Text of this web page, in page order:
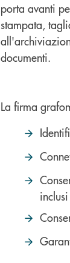
porta avanti
stampata,
documenti.
La firma